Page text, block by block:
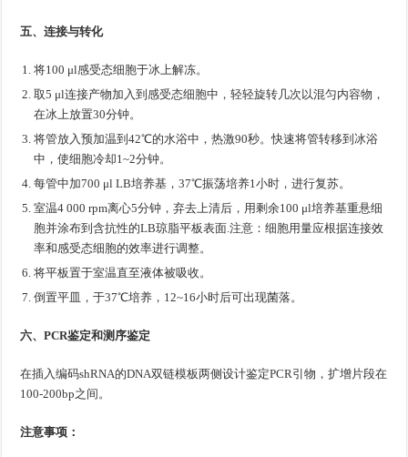
五、连接与转化
将100 μl感受态细胞于冰上解冻。
取5 μl连接产物加入到感受态细胞中，轻轻旋转几次以混匀内容物，
在冰上放置30分钟。
将管放入预加温到42℃的水浴中，热激90秒。快速将管转移到冰浴
中，使细胞冷却1~2分钟。
每管中加700 μl LB培养基，37℃振荡培养1小时，进行复苏。
室温4 000 rpm离心5分钟，弃去上清后，用剩余100 μl培养基重悬细
胞并涂布到含抗性的LB琼脂平板表面.注意：细胞用量应根据连接效
率和感受态细胞的效率进行调整。
将平板置于室温直至液体被吸收。
倒置平皿，于37℃培养，12~16小时后可出现菌落。
六、PCR鉴定和测序鉴定
在插入编码shRNA的DNA双链模板两侧设计鉴定PCR引物，扩增片段在
100-200bp之间。
注意事项：